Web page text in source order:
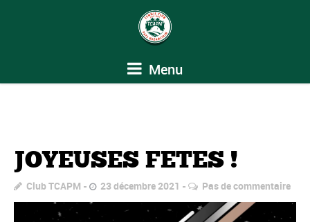
Menu
JOYEUSES FETES !
Club TCAPM 23 décembre 2021 Pas de commentaire